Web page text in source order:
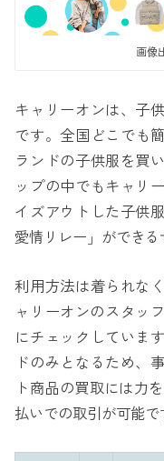
画像
キャリーオンは、子
です。全国どこでも
ランドの子供服を買
ップの中でもキャリ
イズアウトした子供
愛情リレー」ができる
利用方法は着られな
ャリーオンのスタッ
にチェックしていま
ドのみとなるため、
ト商品の買取には力
払いでの取引が可能で